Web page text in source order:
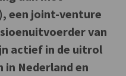
een joint-venture
van
actief in de uitrol
Nederland en